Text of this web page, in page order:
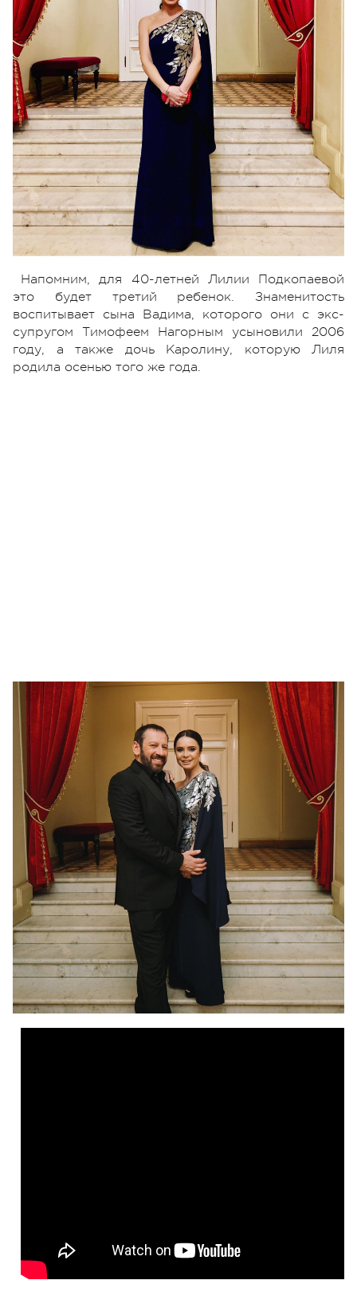
Напомним, для 40-летней Лилии Подкопаевой
это будет третий ребенок. Знаменитость
воспитывает сына Вадима, которого они с экс-
супругом Тимофеем Нагорным усыновили 2006
году, а также дочь Каролину, которую Лиля
родила осенью того же года.